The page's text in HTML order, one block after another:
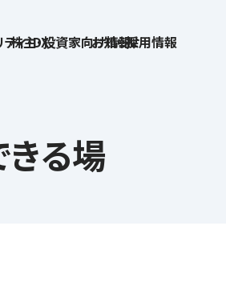
お知らせ
ィ・DX
株主・投資家向け情報採用情報
集きる場